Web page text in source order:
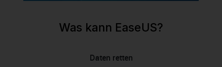
Was kann EaseUS?
Daten retten